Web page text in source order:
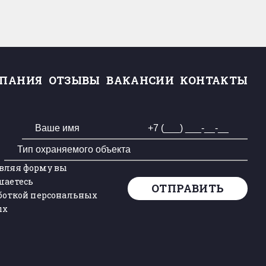
ОТЗЫВЫ ВАКАНСИИ КОНТАКТЫ
форму вы
персональных
ОТПРАВИТЬ